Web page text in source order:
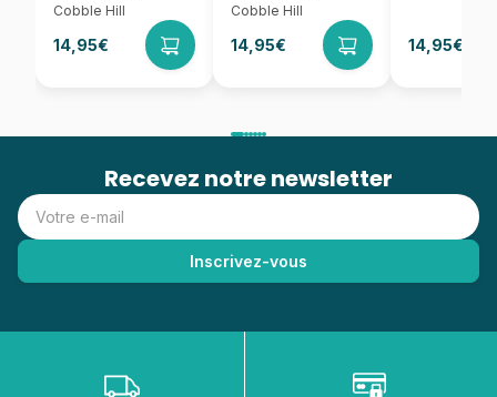
Cobble Hill
14,95€
Cobble Hill
14,95€ 14,95€
Recevez notre newsletter